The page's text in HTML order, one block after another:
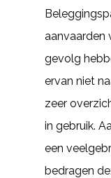
aanvaarden
gevolg
ervan niet
zeer
in gebruik.
een
bedragen